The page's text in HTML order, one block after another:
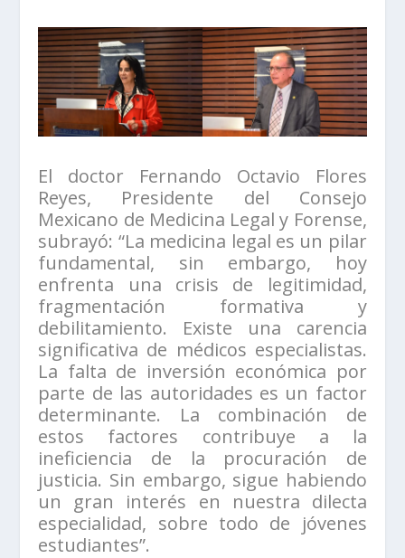
El doctor Fernando Octavio Flores
Reyes, Presidente del Consejo
Mexicano de Medicina Legal y Forense,
subrayó: “La medicina legal es un pilar
fundamental, sin embargo, hoy
enfrenta una crisis de legitimidad,
fragmentación formativa y
debilitamiento. Existe una carencia
significativa de médicos especialistas.
La falta de inversión económica por
parte de las autoridades es un factor
determinante. La combinación de
estos factores contribuye a la
ineficiencia de la procuración de
justicia. Sin embargo, sigue habiendo
un gran interés en nuestra dilecta
especialidad, sobre todo de jóvenes
estudiantes”.